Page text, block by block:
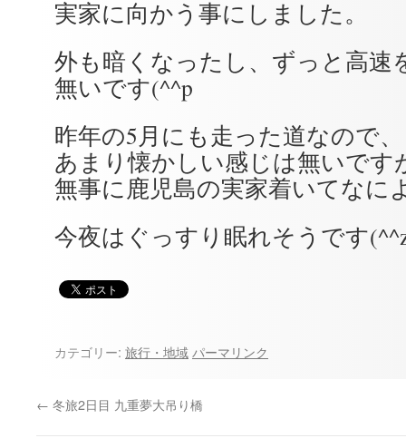
実家に向かう事にしました。
外も暗くなったし、ずっと高速
無いです(^^p
昨年の5月にも走った道なので、
あまり懐かしい感じは無いです
無事に鹿児島の実家着いてなに
今夜はぐっすり眠れそうです
カテゴリー: 旅行・地域 パーマリンク
← 冬旅2日目 九重夢大吊り橋